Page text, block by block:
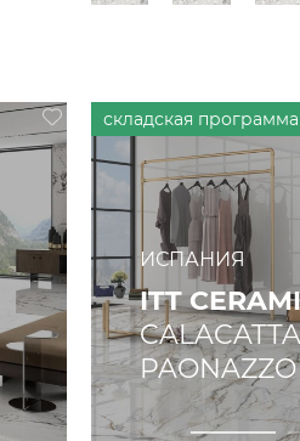
ИСПАНИЯ
ITT
CALACATTA
PAONAZZO